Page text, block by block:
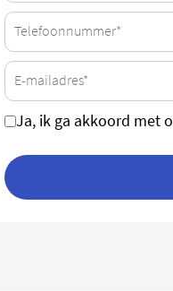
Ja, ik ga akkoord met